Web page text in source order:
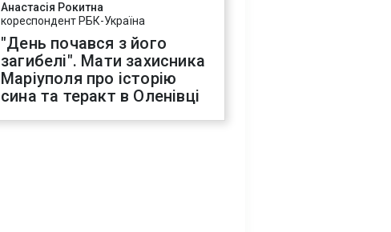
Анастасія Рокитна
кореспондент РБК-Україна
"День почався з його
загибелі". Мати захисника
Маріуполя про історію
сина та теракт в Оленівці